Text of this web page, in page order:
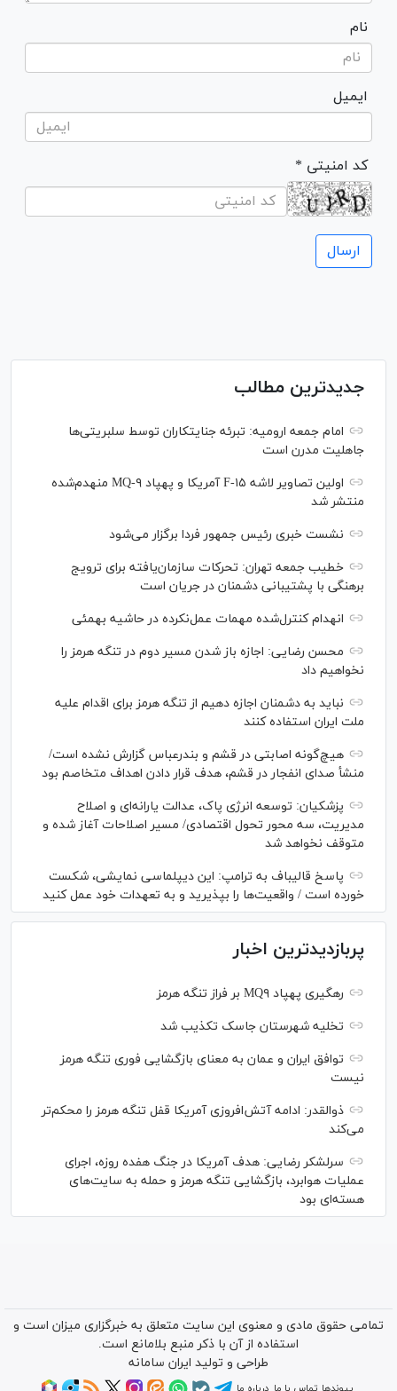
نام
ایمیل
* کد امنیتی
جدیدترین مطالب
امام جمعه ارومیه: تبرئه جنایتکاران توسط سلبریتی‌ها
جاهلیت مدرن است
اولین تصاویر لاشه F-۱۵ آمریکا و پهپاد MQ-۹ منهدم‌شده
منتشر شد
نشست خبری رئیس‌ جمهور فردا برگزار می‌شود
خطیب جمعه تهران: تحرکات سازمان‌یافته برای ترویج
برهنگی با پشتیبانی دشمنان در جریان است
انهدام کنترل‌شده مهمات عمل‌نکرده در حاشیه بهمئی
محسن رضایی: اجازه باز شدن مسیر دوم در تنگه هرمز را
نخواهیم داد
نباید به دشمنان اجازه دهیم از تنگه هرمز برای اقدام علیه
ملت ایران استفاده کنند
هیچ‌گونه اصابتی در قشم و بندرعباس گزارش نشده است/
منشأ صدای انفجار در قشم، هدف قرار دادن اهداف متخاصم بود
پزشکیان: توسعه انرژی پاک، عدالت یارانه‌ای و اصلاح
مدیریت، سه محور تحول اقتصادی/ مسیر اصلاحات آغاز شده و
متوقف نخواهد شد
پاسخ قالیباف به ترامپ: این دیپلماسی نمایشی، شکست
خورده است / واقعیت‌ها را بپذیرید و به تعهدات خود عمل کنید
پربازدیدترین اخبار
رهگیری پهپاد MQ۹ بر فراز تنگه هرمز
تخلیه شهرستان جاسک تکذیب شد
توافق ایران و عمان به معنای بازگشایی فوری تنگه هرمز
نیست
ذوالقدر: ادامه آتش‌افروزی آمریکا قفل تنگه هرمز را محکم‌تر
می‌کند
سرلشکر رضایی: هدف آمریکا در جنگ هفده روزه، اجرای
عملیات هوابرد، بازگشایی تنگه هرمز و حمله به سایت‌های
هسته‌ای بود
تمامی حقوق مادی و معنوی این سایت متعلق به خبرگزاری میزان است و
استفاده از آن با ذکر منبع بلامانع است.
طراحی و تولید ایران سامانه